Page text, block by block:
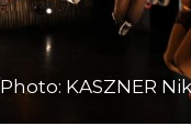
KASZNER